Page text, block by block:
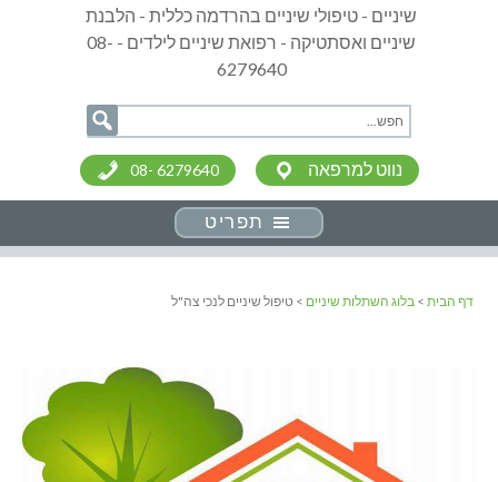
שיניים - טיפולי שיניים בהרדמה כללית - הלבנת
שיניים ואסתטיקה - רפואת שיניים לילדים - 08-
6279640
08- 6279640 נווט למרפאה
תפריט
דף הבית > בלוג השתלות שיניים > טיפול שיניים לנכי צה"ל